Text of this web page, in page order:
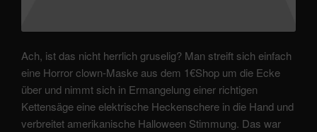
Ach, ist das nicht herrlich gruselig? Man streift sich einfach
eine Horror clown-Maske aus dem 1€Shop um die Ecke
über und nimmt sich in Ermangelung einer richtigen
Kettensäge eine elektrische Heckenschere in die Hand und
verbreitet amerikanische Halloween Stimmung. Das war